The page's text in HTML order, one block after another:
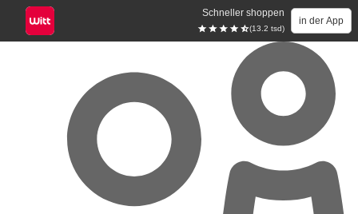
Schneller shoppen
(13.2 tsd)
in der App